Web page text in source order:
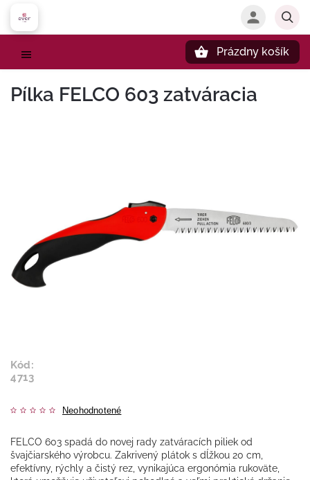
Prázdny košík
Pílka FELCO 603 zatváracia
Kód:
4713
Neohodnotené
FELCO 603 spadá do novej rady zatváracích piliek od
švajčiarského výrobcu. Zakrivený plátok s dĺžkou 20 cm,
efektívny, rýchly a čistý rez, vynikajúca ergonómia rukoväte,